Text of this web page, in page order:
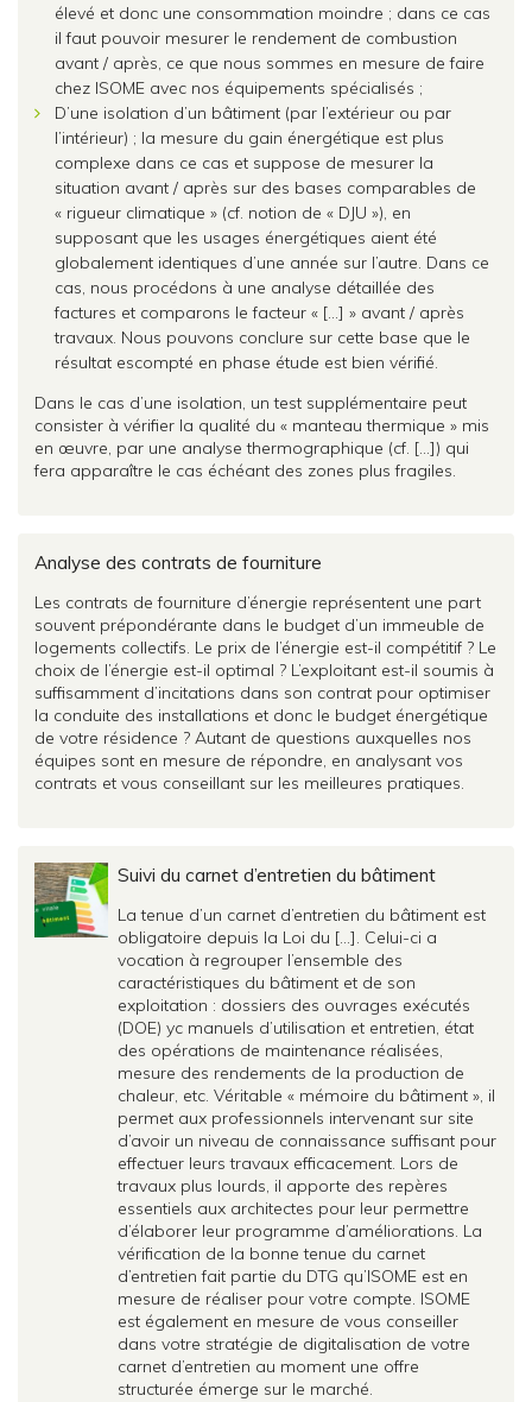
élevé et donc une consommation moindre ; dans ce cas
il faut pouvoir mesurer le rendement de combustion
avant / après, ce que nous sommes en mesure de faire
chez ISOME avec nos équipements spécialisés ;
D’une isolation d’un bâtiment (par l’extérieur ou par
l’intérieur) ; la mesure du gain énergétique est plus
complexe dans ce cas et suppose de mesurer la
situation avant / après sur des bases comparables de
« rigueur climatique » (cf. notion de « DJU »), en
supposant que les usages énergétiques aient été
globalement identiques d’une année sur l’autre. Dans ce
cas, nous procédons à une analyse détaillée des
factures et comparons le facteur « […] » avant / après
travaux. Nous pouvons conclure sur cette base que le
résultat escompté en phase étude est bien vérifié.
Dans le cas d’une isolation, un test supplémentaire peut
consister à vérifier la qualité du « manteau thermique » mis
en œuvre, par une analyse thermographique (cf. […]) qui
fera apparaître le cas échéant des zones plus fragiles.
Analyse des contrats de fourniture
Les contrats de fourniture d’énergie représentent une part
souvent prépondérante dans le budget d’un immeuble de
logements collectifs. Le prix de l’énergie est-il compétitif ? Le
choix de l’énergie est-il optimal ? L’exploitant est-il soumis à
suffisamment d’incitations dans son contrat pour optimiser
la conduite des installations et donc le budget énergétique
de votre résidence ? Autant de questions auxquelles nos
équipes sont en mesure de répondre, en analysant vos
contrats et vous conseillant sur les meilleures pratiques.
Suivi du carnet d’entretien du bâtiment
La tenue d’un carnet d’entretien du bâtiment est
obligatoire depuis la Loi du […]. Celui-ci a
vocation à regrouper l’ensemble des
caractéristiques du bâtiment et de son
exploitation : dossiers des ouvrages exécutés
(DOE) yc manuels d’utilisation et entretien, état
des opérations de maintenance réalisées,
mesure des rendements de la production de
chaleur, etc. Véritable « mémoire du bâtiment », il
permet aux professionnels intervenant sur site
d’avoir un niveau de connaissance suffisant pour
effectuer leurs travaux efficacement. Lors de
travaux plus lourds, il apporte des repères
essentiels aux architectes pour leur permettre
d’élaborer leur programme d’améliorations. La
vérification de la bonne tenue du carnet
d’entretien fait partie du DTG qu’ISOME est en
mesure de réaliser pour votre compte. ISOME
est également en mesure de vous conseiller
dans votre stratégie de digitalisation de votre
carnet d’entretien au moment une offre
structurée émerge sur le marché.